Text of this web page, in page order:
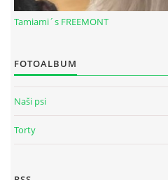
Tamiami´s FREEMONT
FOTOALBUM
Naši psi
Torty